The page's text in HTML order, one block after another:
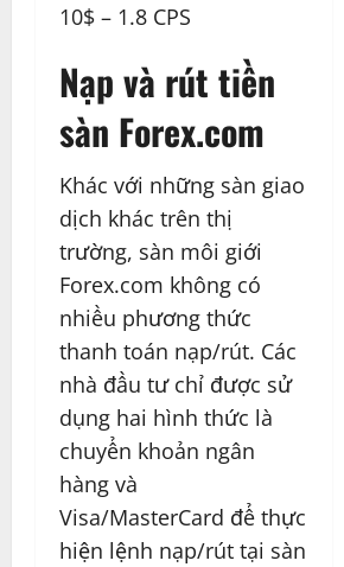
10$ – 1.8 CPS
Nạp và rút tiền
sàn Forex.com
Khác với những sàn giao
dịch khác trên thị
trường, sàn môi giới
Forex.com không có
nhiều phương thức
thanh toán nạp/rút. Các
nhà đầu tư chỉ được sử
dụng hai hình thức là
chuyển khoản ngân
hàng và
Visa/MasterCard để thực
hiện lệnh nạp/rút tại sàn